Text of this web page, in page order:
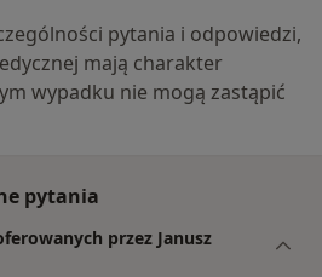
pytania i odpowiedzi,
mają charakter
wypadku nie mogą zastąpić
pytania
przez Janusz